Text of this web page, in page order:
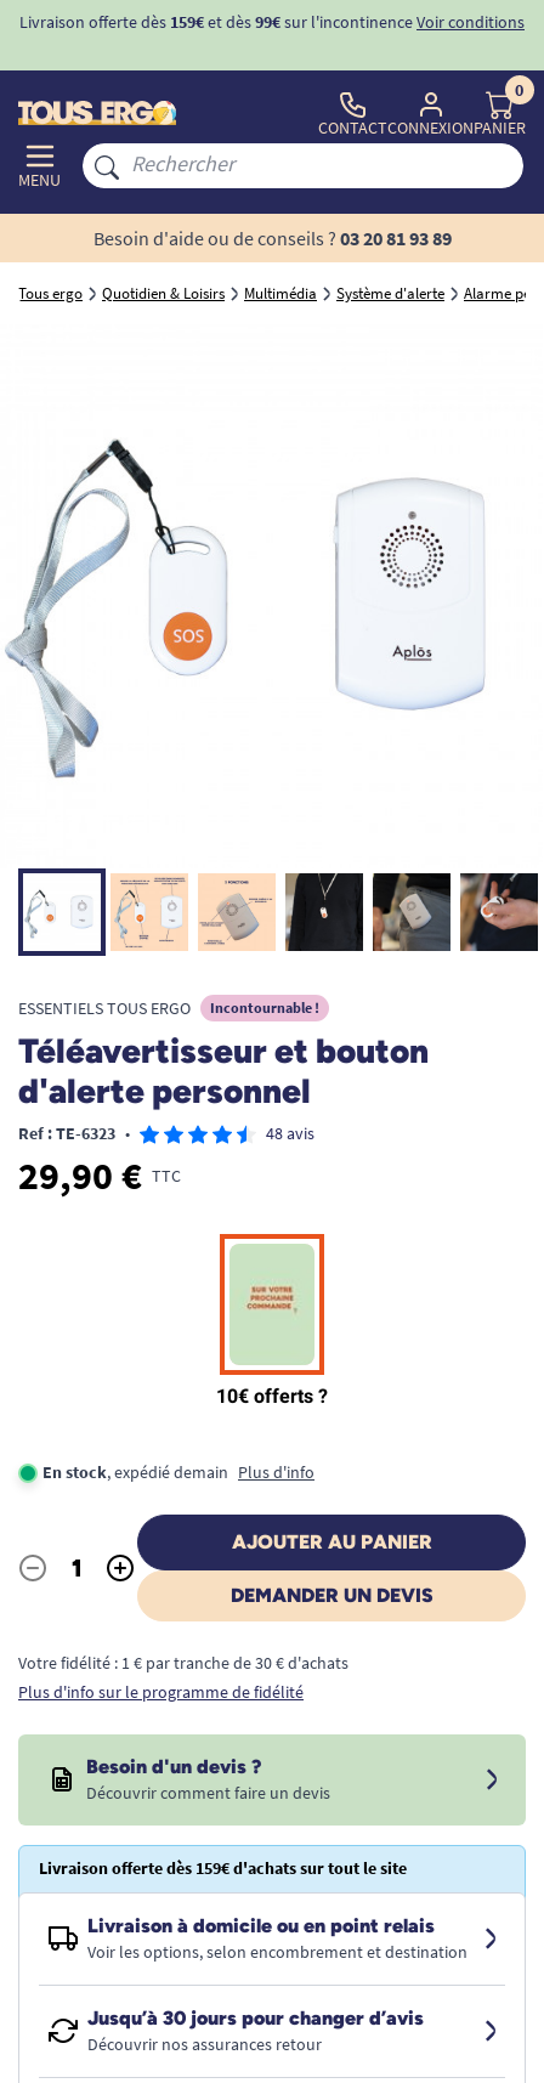
Livraison offerte dès 159€et dès99€sur l'incontinenceVoir conditions
MENU
CONTACTCONNEXION
0
PANIER
Besoin d'aide ou de conseils ? 03 20 81 93 89
Tous ergo Quotidien & Loisirs Multimédia Système d'alerte Alarme
ESSENTIELS TOUS ERGO Incontournable !
Téléavertisseur et bouton
d'alerte personnel
Ref : TE-6323 • 48 avis
29,90 € TTC
En stock, expédié demain Plus d'info
Quantité
- +
AJOUTER AU PANIER
DEMANDER UN DEVIS
Votre fidélité : 1 € par tranche de 30 € d'achats
Plus d'info sur le programme de fidélité
Besoin d'un devis ?
Découvrir comment faire un devis
Livraison offerte dès 159€ d'achats sur tout le site
Livraison à domicile ou en point relais
Voir les options, selon encombrement et destination
Jusqu’à 30 jours pour changer d’avis
Découvrir nos assurances retour